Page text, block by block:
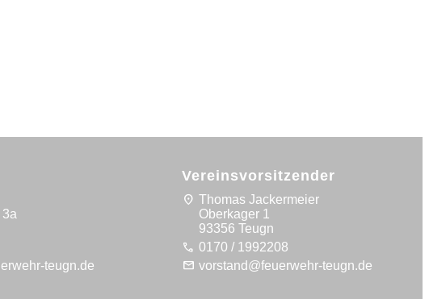
3a
teugn.de
Vereinsvorsitzender
location_on Thomas Jackermeier
Oberkager 1
93356 Teugn
call 0170 / 1992208
mail vorstand@feuerwehr-teugn.de